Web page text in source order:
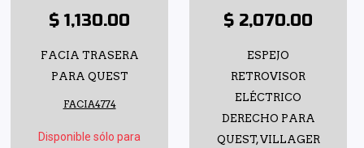
$ 1,130.00
FACIA TRASERA
PARA QUEST
FACIA4774
Disponible sólo para
$ 2,070.00
ESPEJO
RETROVISOR
ELÉCTRICO
DERECHO PARA
QUEST, VILLAGER